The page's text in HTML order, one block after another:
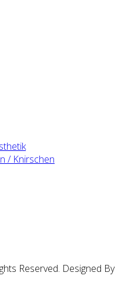
/ Knirschen
Reserved. Designed By